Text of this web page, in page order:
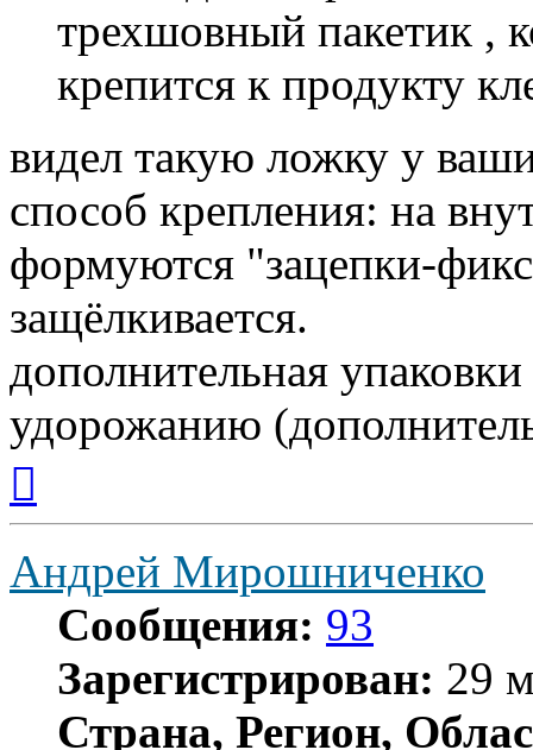
трехшовный пакетик ,
крепится к продукту
видел такую ложку у
способ крепления: на
формуются "зацепки-
защёлкивается.
дополнительная
удорожанию
началу
Андрей Мирошниченко
Сообщения: 93
Зарегистрирован: 29
Страна, Регион,